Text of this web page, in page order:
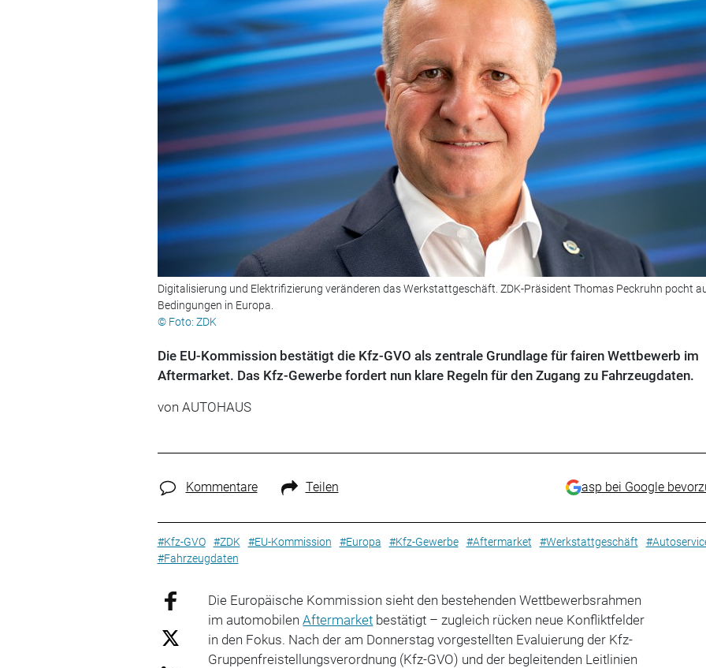
Digitalisierung und Elektrifizierung veränderen das Werkstattgeschäft. ZDK-Präsident Thomas Peckruhn pocht
Bedingungen in Europa.
© Foto: ZDK
Die EU-Kommission bestätigt die Kfz-GVO als zentrale Grundlage für fairen Wettbewerb im
Aftermarket. Das Kfz-Gewerbe fordert nun klare Regeln für den Zugang zu Fahrzeugdaten.
von AUTOHAUS
Kommentare Teilen asp bei Google
#Kfz-GVO #ZDK #EU-Kommission #Europa #Kfz-Gewerbe #Aftermarket #Werkstattgeschäft
#Fahrzeugdaten
Die Europäische Kommission sieht den bestehenden Wettbewerbsrahmen
im automobilenAftermarket bestätigt – zugleich rücken neue Konfliktfelder
in den Fokus. Nach der am Donnerstag vorgestellten Evaluierung der Kfz-
Gruppenfreistellungsverordnung (Kfz-GVO) und der begleitenden Leitlinien